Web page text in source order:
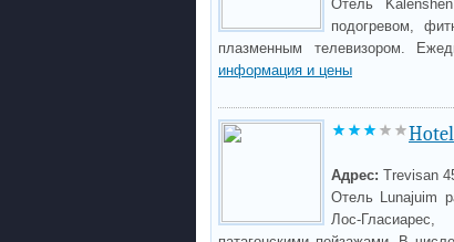
Отель
подогревом,
плазменным телевизором.
информация и цены
Адрес: Trevisan
Отель Lunajuim
Лос-